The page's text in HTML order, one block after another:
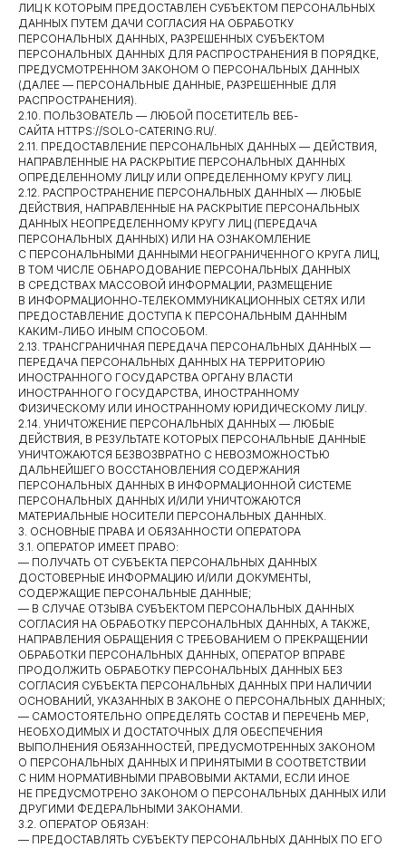
ЛИЦ К КОТОРЫМ ПРЕДОСТАВЛЕН СУБЪЕКТОМ ПЕРСОНАЛЬНЫХ
ДАННЫХ ПУТЕМ ДАЧИ СОГЛАСИЯ НА ОБРАБОТКУ
ПЕРСОНАЛЬНЫХ ДАННЫХ, РАЗРЕШЕННЫХ СУБЪЕКТОМ
ПЕРСОНАЛЬНЫХ ДАННЫХ ДЛЯ РАСПРОСТРАНЕНИЯ В ПОРЯДКЕ,
ПРЕДУСМОТРЕННОМ ЗАКОНОМ О ПЕРСОНАЛЬНЫХ ДАННЫХ
(ДАЛЕЕ — ПЕРСОНАЛЬНЫЕ ДАННЫЕ, РАЗРЕШЕННЫЕ ДЛЯ
РАСПРОСТРАНЕНИЯ).
2.10. ПОЛЬЗОВАТЕЛЬ — ЛЮБОЙ ПОСЕТИТЕЛЬ ВЕБ-
САЙТА HTTPS://SOLO-CATERING.RU/.
2.11. ПРЕДОСТАВЛЕНИЕ ПЕРСОНАЛЬНЫХ ДАННЫХ — ДЕЙСТВИЯ,
НАПРАВЛЕННЫЕ НА РАСКРЫТИЕ ПЕРСОНАЛЬНЫХ ДАННЫХ
ОПРЕДЕЛЕННОМУ ЛИЦУ ИЛИ ОПРЕДЕЛЕННОМУ КРУГУ ЛИЦ.
2.12. РАСПРОСТРАНЕНИЕ ПЕРСОНАЛЬНЫХ ДАННЫХ — ЛЮБЫЕ
ДЕЙСТВИЯ, НАПРАВЛЕННЫЕ НА РАСКРЫТИЕ ПЕРСОНАЛЬНЫХ
ДАННЫХ НЕОПРЕДЕЛЕННОМУ КРУГУ ЛИЦ (ПЕРЕДАЧА
ПЕРСОНАЛЬНЫХ ДАННЫХ) ИЛИ НА ОЗНАКОМЛЕНИЕ
С ПЕРСОНАЛЬНЫМИ ДАННЫМИ НЕОГРАНИЧЕННОГО КРУГА ЛИЦ,
В ТОМ ЧИСЛЕ ОБНАРОДОВАНИЕ ПЕРСОНАЛЬНЫХ ДАННЫХ
В СРЕДСТВАХ МАССОВОЙ ИНФОРМАЦИИ, РАЗМЕЩЕНИЕ
В ИНФОРМАЦИОННО-ТЕЛЕКОММУНИКАЦИОННЫХ СЕТЯХ ИЛИ
ПРЕДОСТАВЛЕНИЕ ДОСТУПА К ПЕРСОНАЛЬНЫМ ДАННЫМ
КАКИМ-ЛИБО ИНЫМ СПОСОБОМ.
2.13. ТРАНСГРАНИЧНАЯ ПЕРЕДАЧА ПЕРСОНАЛЬНЫХ ДАННЫХ —
ПЕРЕДАЧА ПЕРСОНАЛЬНЫХ ДАННЫХ НА ТЕРРИТОРИЮ
ИНОСТРАННОГО ГОСУДАРСТВА ОРГАНУ ВЛАСТИ
ИНОСТРАННОГО ГОСУДАРСТВА, ИНОСТРАННОМУ
ФИЗИЧЕСКОМУ ИЛИ ИНОСТРАННОМУ ЮРИДИЧЕСКОМУ ЛИЦУ.
2.14. УНИЧТОЖЕНИЕ ПЕРСОНАЛЬНЫХ ДАННЫХ — ЛЮБЫЕ
ДЕЙСТВИЯ, В РЕЗУЛЬТАТЕ КОТОРЫХ ПЕРСОНАЛЬНЫЕ ДАННЫЕ
УНИЧТОЖАЮТСЯ БЕЗВОЗВРАТНО С НЕВОЗМОЖНОСТЬЮ
ДАЛЬНЕЙШЕГО ВОССТАНОВЛЕНИЯ СОДЕРЖАНИЯ
ПЕРСОНАЛЬНЫХ ДАННЫХ В ИНФОРМАЦИОННОЙ СИСТЕМЕ
ПЕРСОНАЛЬНЫХ ДАННЫХ И/ИЛИ УНИЧТОЖАЮТСЯ
МАТЕРИАЛЬНЫЕ НОСИТЕЛИ ПЕРСОНАЛЬНЫХ ДАННЫХ.
3. ОСНОВНЫЕ ПРАВА И ОБЯЗАННОСТИ ОПЕРАТОРА
3.1. ОПЕРАТОР ИМЕЕТ ПРАВО:
— ПОЛУЧАТЬ ОТ СУБЪЕКТА ПЕРСОНАЛЬНЫХ ДАННЫХ
ДОСТОВЕРНЫЕ ИНФОРМАЦИЮ И/ИЛИ ДОКУМЕНТЫ,
СОДЕРЖАЩИЕ ПЕРСОНАЛЬНЫЕ ДАННЫЕ;
— В СЛУЧАЕ ОТЗЫВА СУБЪЕКТОМ ПЕРСОНАЛЬНЫХ ДАННЫХ
СОГЛАСИЯ НА ОБРАБОТКУ ПЕРСОНАЛЬНЫХ ДАННЫХ, А ТАКЖЕ,
НАПРАВЛЕНИЯ ОБРАЩЕНИЯ С ТРЕБОВАНИЕМ О ПРЕКРАЩЕНИИ
ОБРАБОТКИ ПЕРСОНАЛЬНЫХ ДАННЫХ, ОПЕРАТОР ВПРАВЕ
ПРОДОЛЖИТЬ ОБРАБОТКУ ПЕРСОНАЛЬНЫХ ДАННЫХ БЕЗ
СОГЛАСИЯ СУБЪЕКТА ПЕРСОНАЛЬНЫХ ДАННЫХ ПРИ НАЛИЧИИ
ОСНОВАНИЙ, УКАЗАННЫХ В ЗАКОНЕ О ПЕРСОНАЛЬНЫХ ДАННЫХ;
— САМОСТОЯТЕЛЬНО ОПРЕДЕЛЯТЬ СОСТАВ И ПЕРЕЧЕНЬ МЕР,
НЕОБХОДИМЫХ И ДОСТАТОЧНЫХ ДЛЯ ОБЕСПЕЧЕНИЯ
ВЫПОЛНЕНИЯ ОБЯЗАННОСТЕЙ, ПРЕДУСМОТРЕННЫХ ЗАКОНОМ
О ПЕРСОНАЛЬНЫХ ДАННЫХ И ПРИНЯТЫМИ В СООТВЕТСТВИИ
С НИМ НОРМАТИВНЫМИ ПРАВОВЫМИ АКТАМИ, ЕСЛИ ИНОЕ
НЕ ПРЕДУСМОТРЕНО ЗАКОНОМ О ПЕРСОНАЛЬНЫХ ДАННЫХ ИЛИ
ДРУГИМИ ФЕДЕРАЛЬНЫМИ ЗАКОНАМИ.
3.2. ОПЕРАТОР ОБЯЗАН:
— ПРЕДОСТАВЛЯТЬ СУБЪЕКТУ ПЕРСОНАЛЬНЫХ ДАННЫХ ПО ЕГО